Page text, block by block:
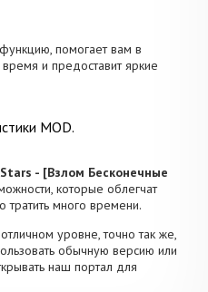
помогает вам в
и предоставит яркие
MOD.
- [Взлом Бесконечные
которые облегчат
тратить много времени.
уровне, точно так же,
обычную версию или
наш портал для